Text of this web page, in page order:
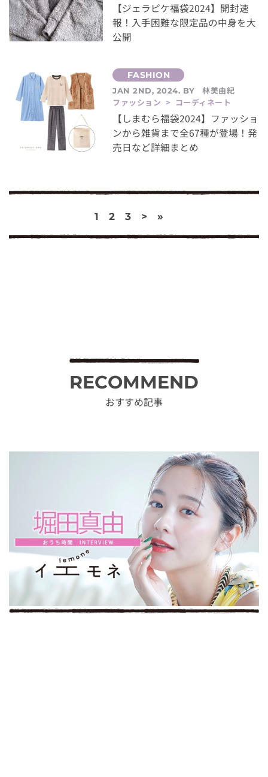
【ジェラピケ福袋2024】開封速
報！入手困難な限定品の中身を大
公開
JAN 2ND, 2024. BY
林美由紀
ファッション > コーディネート
【しまむら福袋2024】ファッショ
ンから雑貨まで全67種が登場！発
売日など詳細まとめ
1 2 3 > »
RECOMMEND
おすすめ記事